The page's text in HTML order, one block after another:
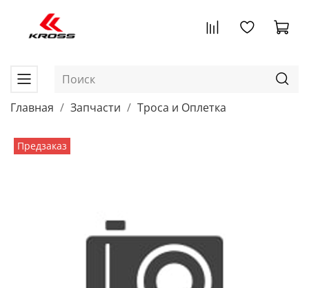
Главная Запчасти Троса и Оплетка
Предзаказ